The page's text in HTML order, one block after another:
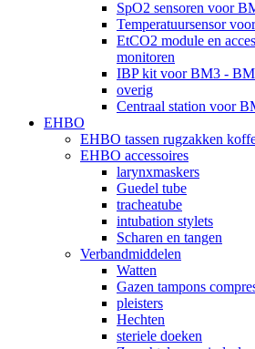
SpO2 sensoren voor
Temperatuursensor
EtCO2 module en
monitoren
IBP kit voor BM3 -
overig
Centraal station voor
EHBO
EHBO tassen rugzakken
EHBO accessoires
larynxmaskers
Guedel tube
tracheatube
intubation stylets
Scharen en tangen
Verbandmiddelen
Watten
Gazen tampons
pleisters
Hechten
steriele doeken